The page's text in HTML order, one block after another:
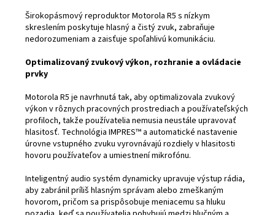
Širokopásmový reproduktor Motorola R5 s nízkym
skreslením poskytuje hlasný a čistý zvuk, zabraňuje
nedorozumeniam a zaisťuje spoľahlivú komunikáciu.
Optimalizovaný zvukový výkon, rozhranie a ovládacie
prvky
Motorola R5 je navrhnutá tak, aby optimalizovala zvukový
výkon v rôznych pracovných prostrediach a používateľských
profiloch, takže používatelia nemusia neustále upravovať
hlasitosť. Technológia IMPRES™ a automatické nastavenie
úrovne vstupného zvuku vyrovnávajú rozdiely v hlasitosti
hovoru používateľov a umiestnení mikrofónu.
Inteligentný audio systém dynamicky upravuje výstup rádia,
aby zabránil príliš hlasným správam alebo zmeškaným
hovorom, pričom sa prispôsobuje meniacemu sa hluku